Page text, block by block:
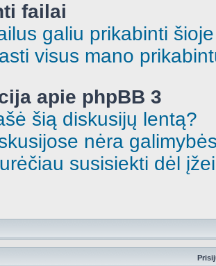
failai
galiu prikabinti
visus mano
apie phpBB 3
šią diskusijų lentą?
nėra
susisiekti dėl